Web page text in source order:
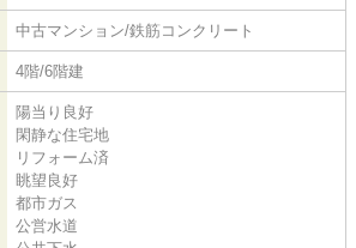
中古マンション/鉄筋コンクリート
4階/6階建
陽当り良好
閑静な住宅地
リフォーム済
眺望良好
都市ガス
公営水道